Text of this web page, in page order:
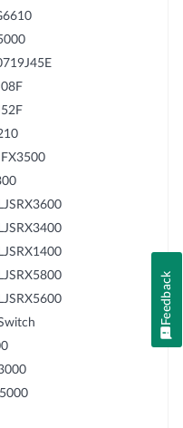
Feedback